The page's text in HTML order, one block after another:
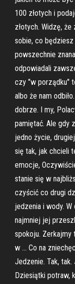
100 złotych i
złotych. Widzę,
sobie, co
powszechnie
odpowiadali
czy "w porządku"
albo że nam
dobrze. I my,
pamiętać. Ale gdy
jedno życie,
się tak, jak chcieli
emocje,
stanie się w
czyścić co drugi
jedzenia i wody.
najmniej jej
spokoju.
w … Co na
Jedzenie. Tak,
Dziesiątki potraw,